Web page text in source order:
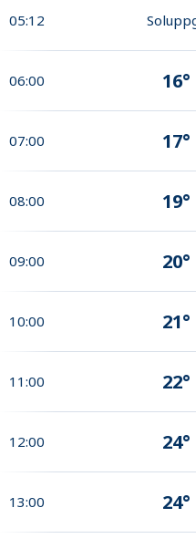
05:12
06:00 16°
07:00 17°
08:00 19°
09:00 20°
10:00 21°
11:00 22°
12:00 24°
13:00 24°